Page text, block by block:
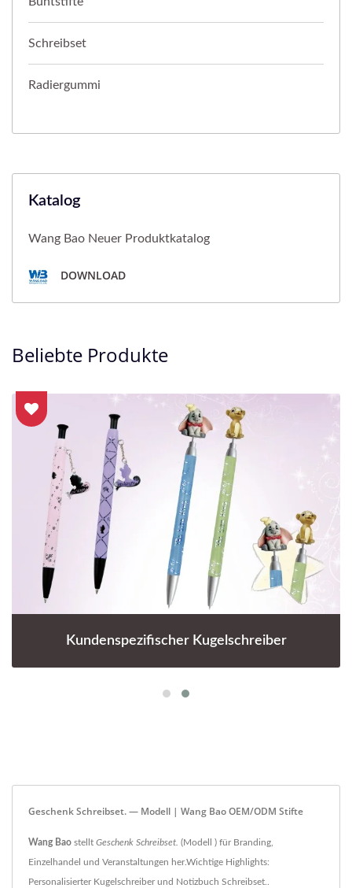
Schreibset
Radiergummi
Katalog
Wang Bao Neuer Produktkatalog
DOWNLOAD
Beliebte Produkte
Kundenspezifischer Kugelschreiber
Geschenk Schreibset. — Modell | Wang Bao OEM/ODM Stifte
Wang Bao stellt Geschenk Schreibset. (Modell ) für Branding,
Einzelhandel und Veranstaltungen her.Wichtige Highlights:
Personalisierter Kugelschreiber und Notizbuch Schreibset..